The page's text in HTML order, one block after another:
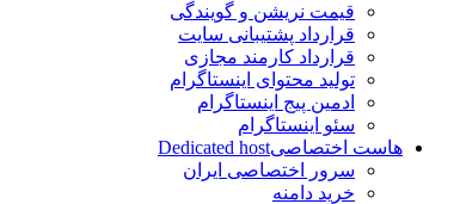
قیمت نریشن و گویندگی
قرارداد پشتیبانی سایت
قرارداد کارمند مجازی
تولید محتوای اینستاگرام
ادمین پیج اینستاگرام
سئو اینستاگرام
هاست اختصاصیDedicated host
سرور اختصاصی ایران
خرید دامنه